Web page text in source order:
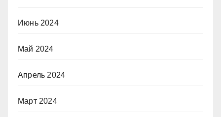
Июнь 2024
Май 2024
Апрель 2024
Март 2024